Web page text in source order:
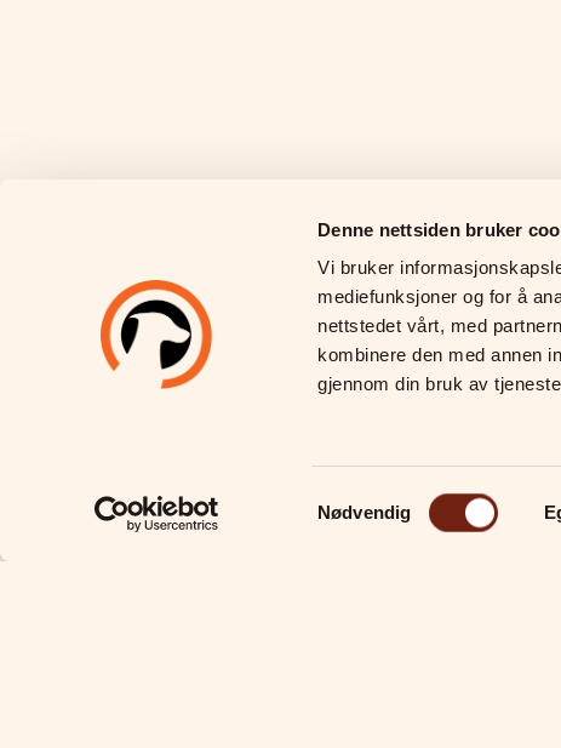
Denne nettsiden bruker
Vi bruker
mediefunksjoner og for å
nettstedet vårt, med
kombinere den med annen
gjennom din bruk av
Samtykkevalg
Nødvendig